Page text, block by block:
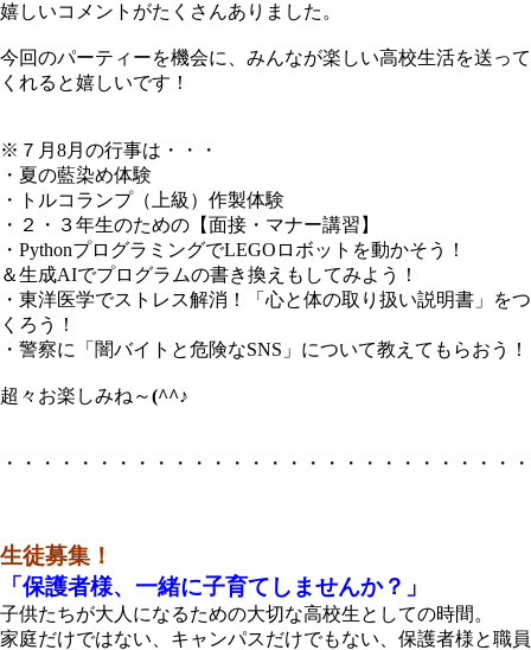
嬉しいコメントがたくさんありました。
今回のパーティーを機会に、みんなが楽しい高校生活を送って
くれると嬉しいです！
※７月8月の行事は・・・
・夏の藍染め体験
・トルコランプ（上級）作製体験
・２・３年生のための【面接・マナー講習】
・PythonプログラミングでLEGOロボットを動かそう！
＆生成AIでプログラムの書き換えもしてみよう！
・東洋医学でストレス解消！「心と体の取り扱い説明書」をつ
くろう！
・警察に「闇バイトと危険なSNS」について教えてもらおう！
超々お楽しみね～(^^♪
・・・・・・・・・・・・・・・・・・・・・・・・・・・
生徒募集！
「保護者様、一緒に子育てしませんか？」
子供たちが大人になるための大切な高校生としての時間。
家庭だけではない、キャンパスだけでもない、保護者様と職員